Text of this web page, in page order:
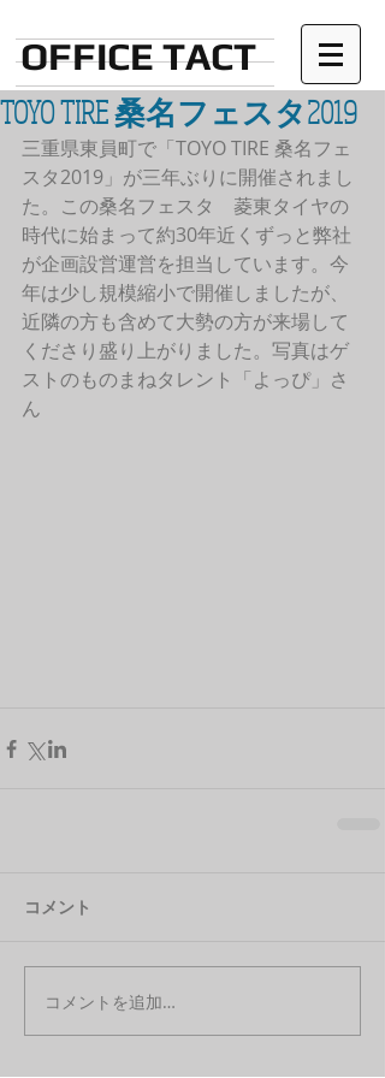
OFFICE TACT
TOYO TIRE 桑名フェスタ2019
三重県東員町で「TOYO TIRE 桑名フェ
スタ2019」が三年ぶりに開催されまし
た。この桑名フェスタ　菱東タイヤの
時代に始まって約30年近くずっと弊社
が企画設営運営を担当しています。今
年は少し規模縮小で開催しましたが、
近隣の方も含めて大勢の方が来場して
くださり盛り上がりました。写真はゲ
ストのものまねタレント「よっぴ」さ
ん
コメント
コメントを追加…